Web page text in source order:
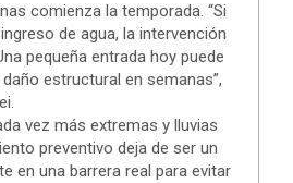
comienza la temporada. “Si
de agua, la intervención
pequeña entrada hoy puede
estructural en semanas”,
vez más extremas y lluvias
preventivo deja de ser un
en una barrera real para evitar